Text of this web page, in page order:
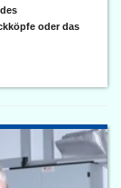
oder das